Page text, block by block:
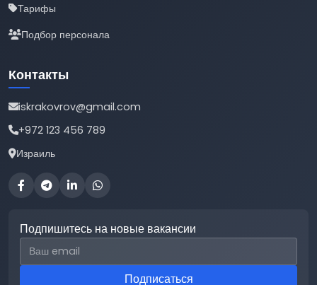
Тарифы
Подбор персонала
Контакты
iskrakovrov@gmail.com
+972 123 456 789
Израиль
Подпишитесь на новые вакансии
Email для подписки
Подписаться